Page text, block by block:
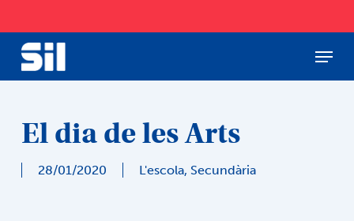
main
content
Menu
El dia de les Arts
28/01/2020 L'escola, Secundària
Close
Menu